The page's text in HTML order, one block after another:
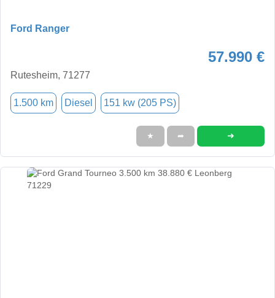
Ford Ranger
57.990 €
Rutesheim, 71277
1.500 km Diesel 151 kw (205 PS)
★ ➦ ➜